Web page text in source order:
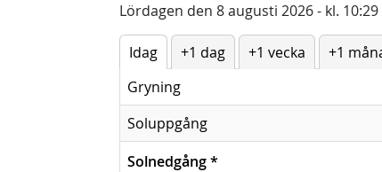
Lördagen den 8 augusti 2026 - kl. 10:29
Idag +1 dag +1 vecka
+1
Gryning
Soluppgång
Solnedgång*